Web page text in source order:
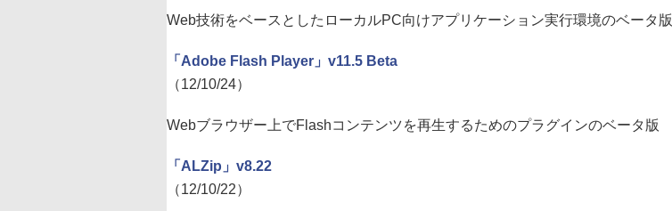
Web技術をベースとしたローカルPC向けアプリケーション実行環境のベータ版
「Adobe Flash Player」v11.5 Beta
（12/10/24）
Webブラウザー上でFlashコンテンツを再生するためのプラグインのベータ版
「ALZip」v8.22
（12/10/22）